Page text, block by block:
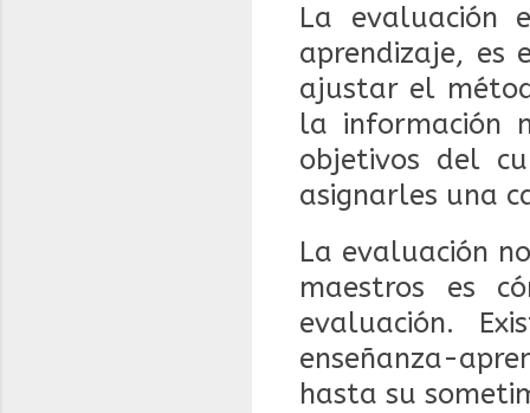
La evaluación
aprendizaje, es
ajustar el
la información
objetivos del
asignarles una
La evaluación
maestros es
evaluación.
enseñanza-
hasta su